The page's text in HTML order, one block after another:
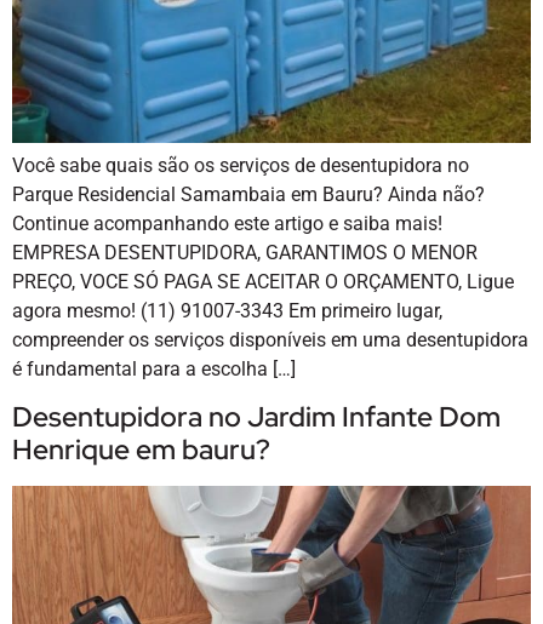
Você sabe quais são os serviços de desentupidora no
Parque Residencial Samambaia em Bauru? Ainda não?
Continue acompanhando este artigo e saiba mais!
EMPRESA DESENTUPIDORA, GARANTIMOS O MENOR
PREÇO, VOCE SÓ PAGA SE ACEITAR O ORÇAMENTO, Ligue
agora mesmo! (11) 91007-3343 Em primeiro lugar,
compreender os serviços disponíveis em uma desentupidora
é fundamental para a escolha […]
Desentupidora no Jardim Infante Dom
Henrique em bauru?